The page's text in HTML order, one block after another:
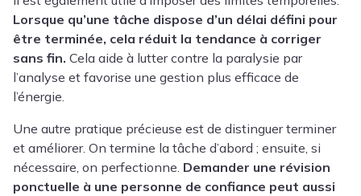
Lorsque qu’une tâche dispose d’un délai défini pour
être terminée, cela réduit la tendance à corriger
sans fin. Cela aide à lutter contre la paralysie par
l’analyse et favorise une gestion plus efficace de
l’énergie.
Une autre pratique précieuse est de distinguer terminer
et améliorer. On termine la tâche d’abord ; ensuite, si
nécessaire, on perfectionne. Demander une révision
ponctuelle à une personne de confiance peut aussi